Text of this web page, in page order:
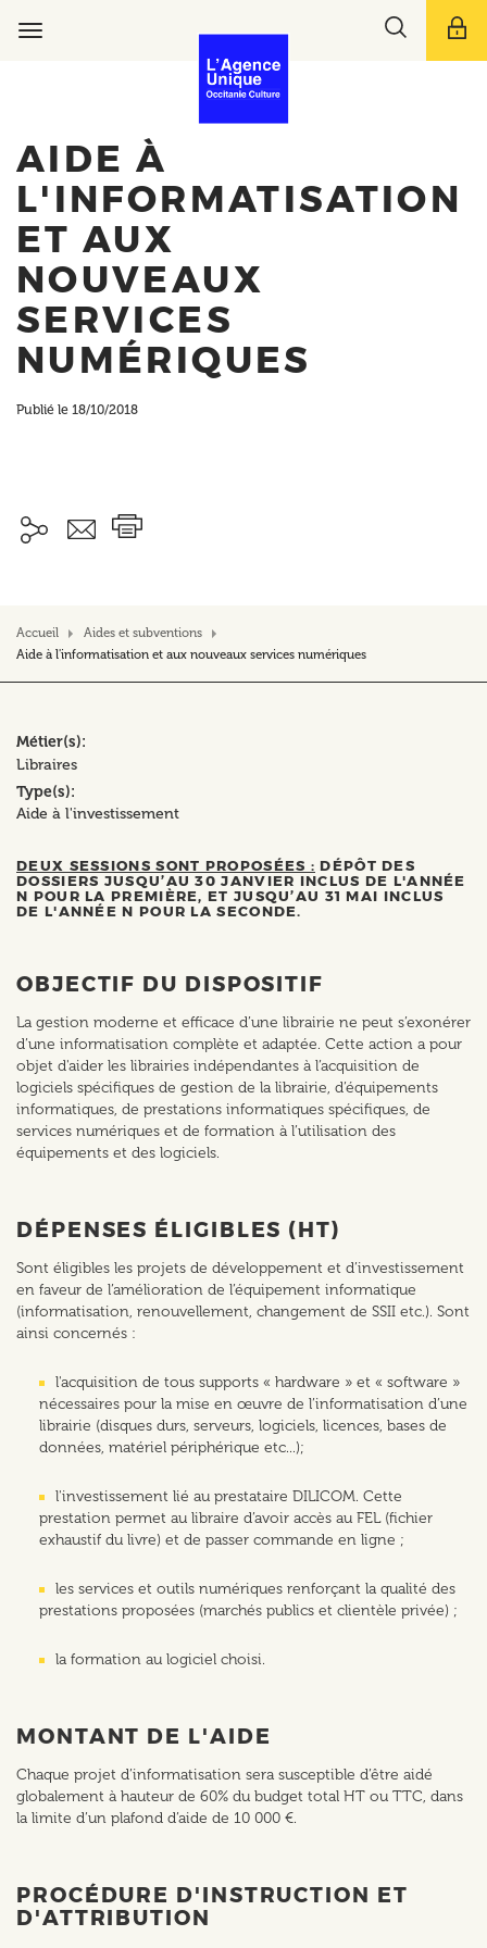
Toggle
AIDE À
L'INFORMATISATION
ET AUX
NOUVEAUX
SERVICES
NUMÉRIQUES
Publié le 18/10/2018
Accueil
Aides et subventions
Aide à l'informatisation et aux nouveaux services numériques
Métier(s)
Libraires
Type(s)
Aide à l'investissement
DEUX SESSIONS SONT PROPOSÉES : DÉPÔT DES
DOSSIERS JUSQU’AU 30 JANVIER INCLUS DE L'ANNÉE
N POUR LA PREMIÈRE, ET JUSQU’AU 31 MAI INCLUS
DE L'ANNÉE N POUR LA SECONDE.
OBJECTIF DU DISPOSITIF
La gestion moderne et efficace d’une librairie ne peut s’exonérer
d’une informatisation complète et adaptée. Cette action a pour
objet d'aider les librairies indépendantes à l’acquisition de
logiciels spécifiques de gestion de la librairie, d’équipements
informatiques, de prestations informatiques spécifiques, de
services numériques et de formation à l’utilisation des
équipements et des logiciels.
DÉPENSES ÉLIGIBLES (HT)
Sont éligibles les projets de développement et d’investissement
en faveur de l’amélioration de l’équipement informatique
(informatisation, renouvellement, changement de SSII etc.). Sont
ainsi concernés :
l'acquisition de tous supports « hardware » et « software »
nécessaires pour la mise en œuvre de l’informatisation d’une
librairie (disques durs, serveurs, logiciels, licences, bases de
données, matériel périphérique etc...);
l'investissement lié au prestataire DILICOM. Cette
prestation permet au libraire d’avoir accès au FEL (fichier
exhaustif du livre) et de passer commande en ligne ;
les services et outils numériques renforçant la qualité des
prestations proposées (marchés publics et clientèle privée) ;
la formation au logiciel choisi.
MONTANT DE L'AIDE
Chaque projet d’informatisation sera susceptible d’être aidé
globalement à hauteur de 60% du budget total HT ou TTC, dans
la limite d’un plafond d’aide de 10 000 €.
PROCÉDURE D'INSTRUCTION ET
D'ATTRIBUTION